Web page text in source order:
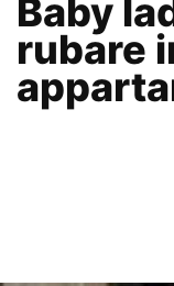
Baby
rubare